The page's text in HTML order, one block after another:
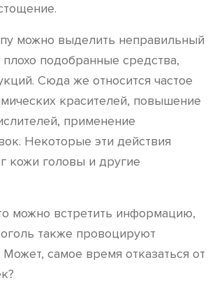
можно выделить неправильный
подобранные средства,
Сюда же относится частое
красителей, повышение
применение
Некоторые эти действия
кожи головы и другие
можно встретить информацию,
также провоцируют
самое время отказаться от